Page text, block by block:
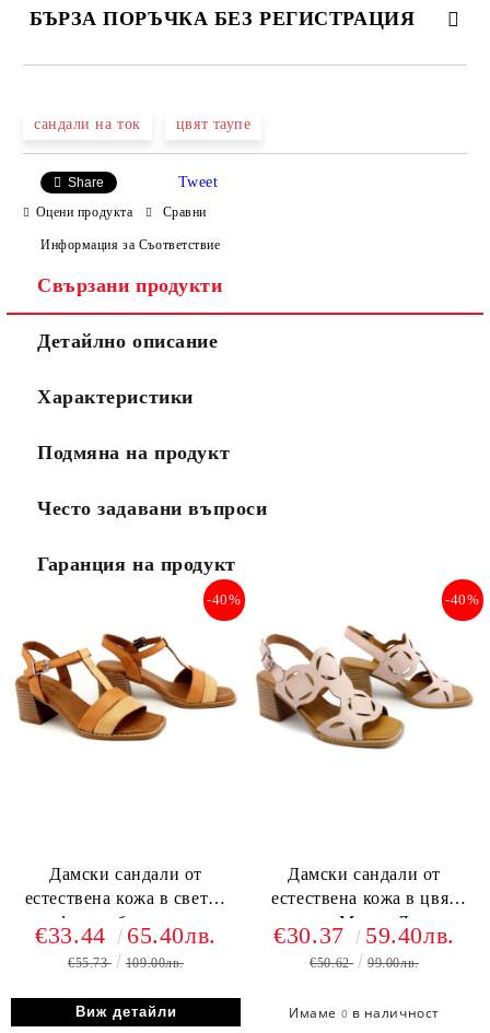
БЪРЗА ПОРЪЧКА БЕЗ РЕГИСТРАЦИЯ
Ние ще се свържем с вас в рамките на работния ден.
сандали на ток цвят таупе
Share Tweet
Оцени продукта Сравни
Информация за Съответствие
Свързани продукти
Детайлно описание
Характеристики
Подмяна на продукт
Често задавани въпроси
Гаранция на продукт
Дамски сандали от
естествена кожа в светло
кафяво и бисквитено
бежово на среден ток -
Модел Розалия.
-40%
€33.44 65.40лв.
€55.73 109.00лв.
Виж детайли
Дамски сандали от
естествена кожа в цвят
пудра - Модел Лесли.
-40%
€30.37 59.40лв.
€50.62 99.00лв.
Имаме 0 в наличност